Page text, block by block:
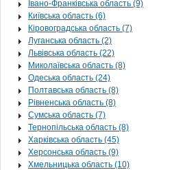
Івано-Франківська область (9)
Київська область (6)
Кіровоградська область (7)
Луганська область (2)
Львівська область (22)
Миколаївська область (8)
Одеська область (24)
Полтавська область (8)
Рівненська область (8)
Сумська область (7)
Тернопільська область (8)
Харківська область (45)
Херсонська область (9)
Хмельницька область (10)